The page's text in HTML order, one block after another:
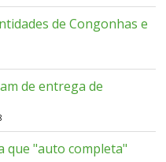
de Congonhas e
de entrega de
que "auto completa"